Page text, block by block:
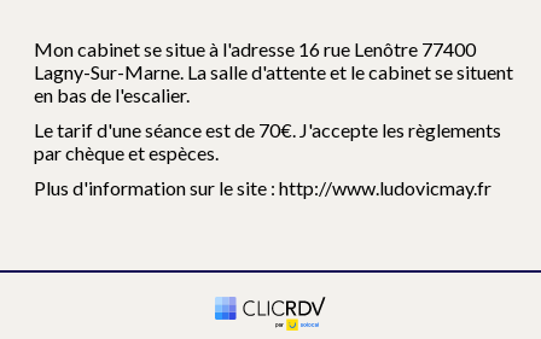
Mon cabinet se situe à l'adresse 16 rue Lenôtre 77400
Lagny-Sur-Marne. La salle d'attente et le cabinet se situent
en bas de l'escalier.
Le tarif d'une séance est de 70€. J'accepte les règlements
par chèque et espèces.
Plus d'information sur le site : http://www.ludovicmay.fr